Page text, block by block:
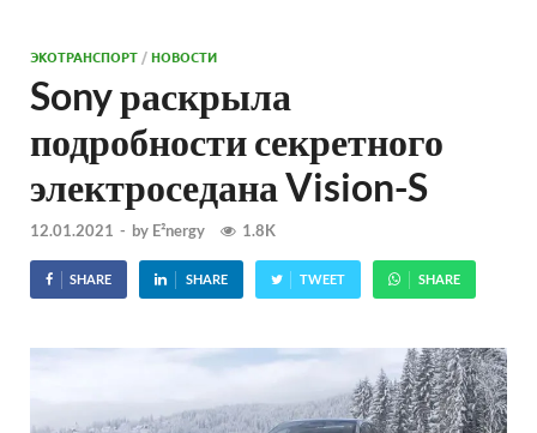
ЭКОТРАНСПОРТ /НОВОСТИ
Sony раскрыла
подробности секретного
электроседана Vision-S
12.01.2021 - by E²nergy 1.8K
SHARE SHARE TWEET SHARE